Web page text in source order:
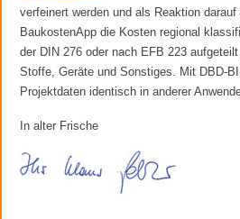
verfeinert werden und als Reaktion
BaukostenApp die Kosten regional
der DIN 276 oder nach EFB 223
Stoffe, Geräte und Sonstiges. Mit DBD-
Projektdaten identisch in anderer
In alter Frische